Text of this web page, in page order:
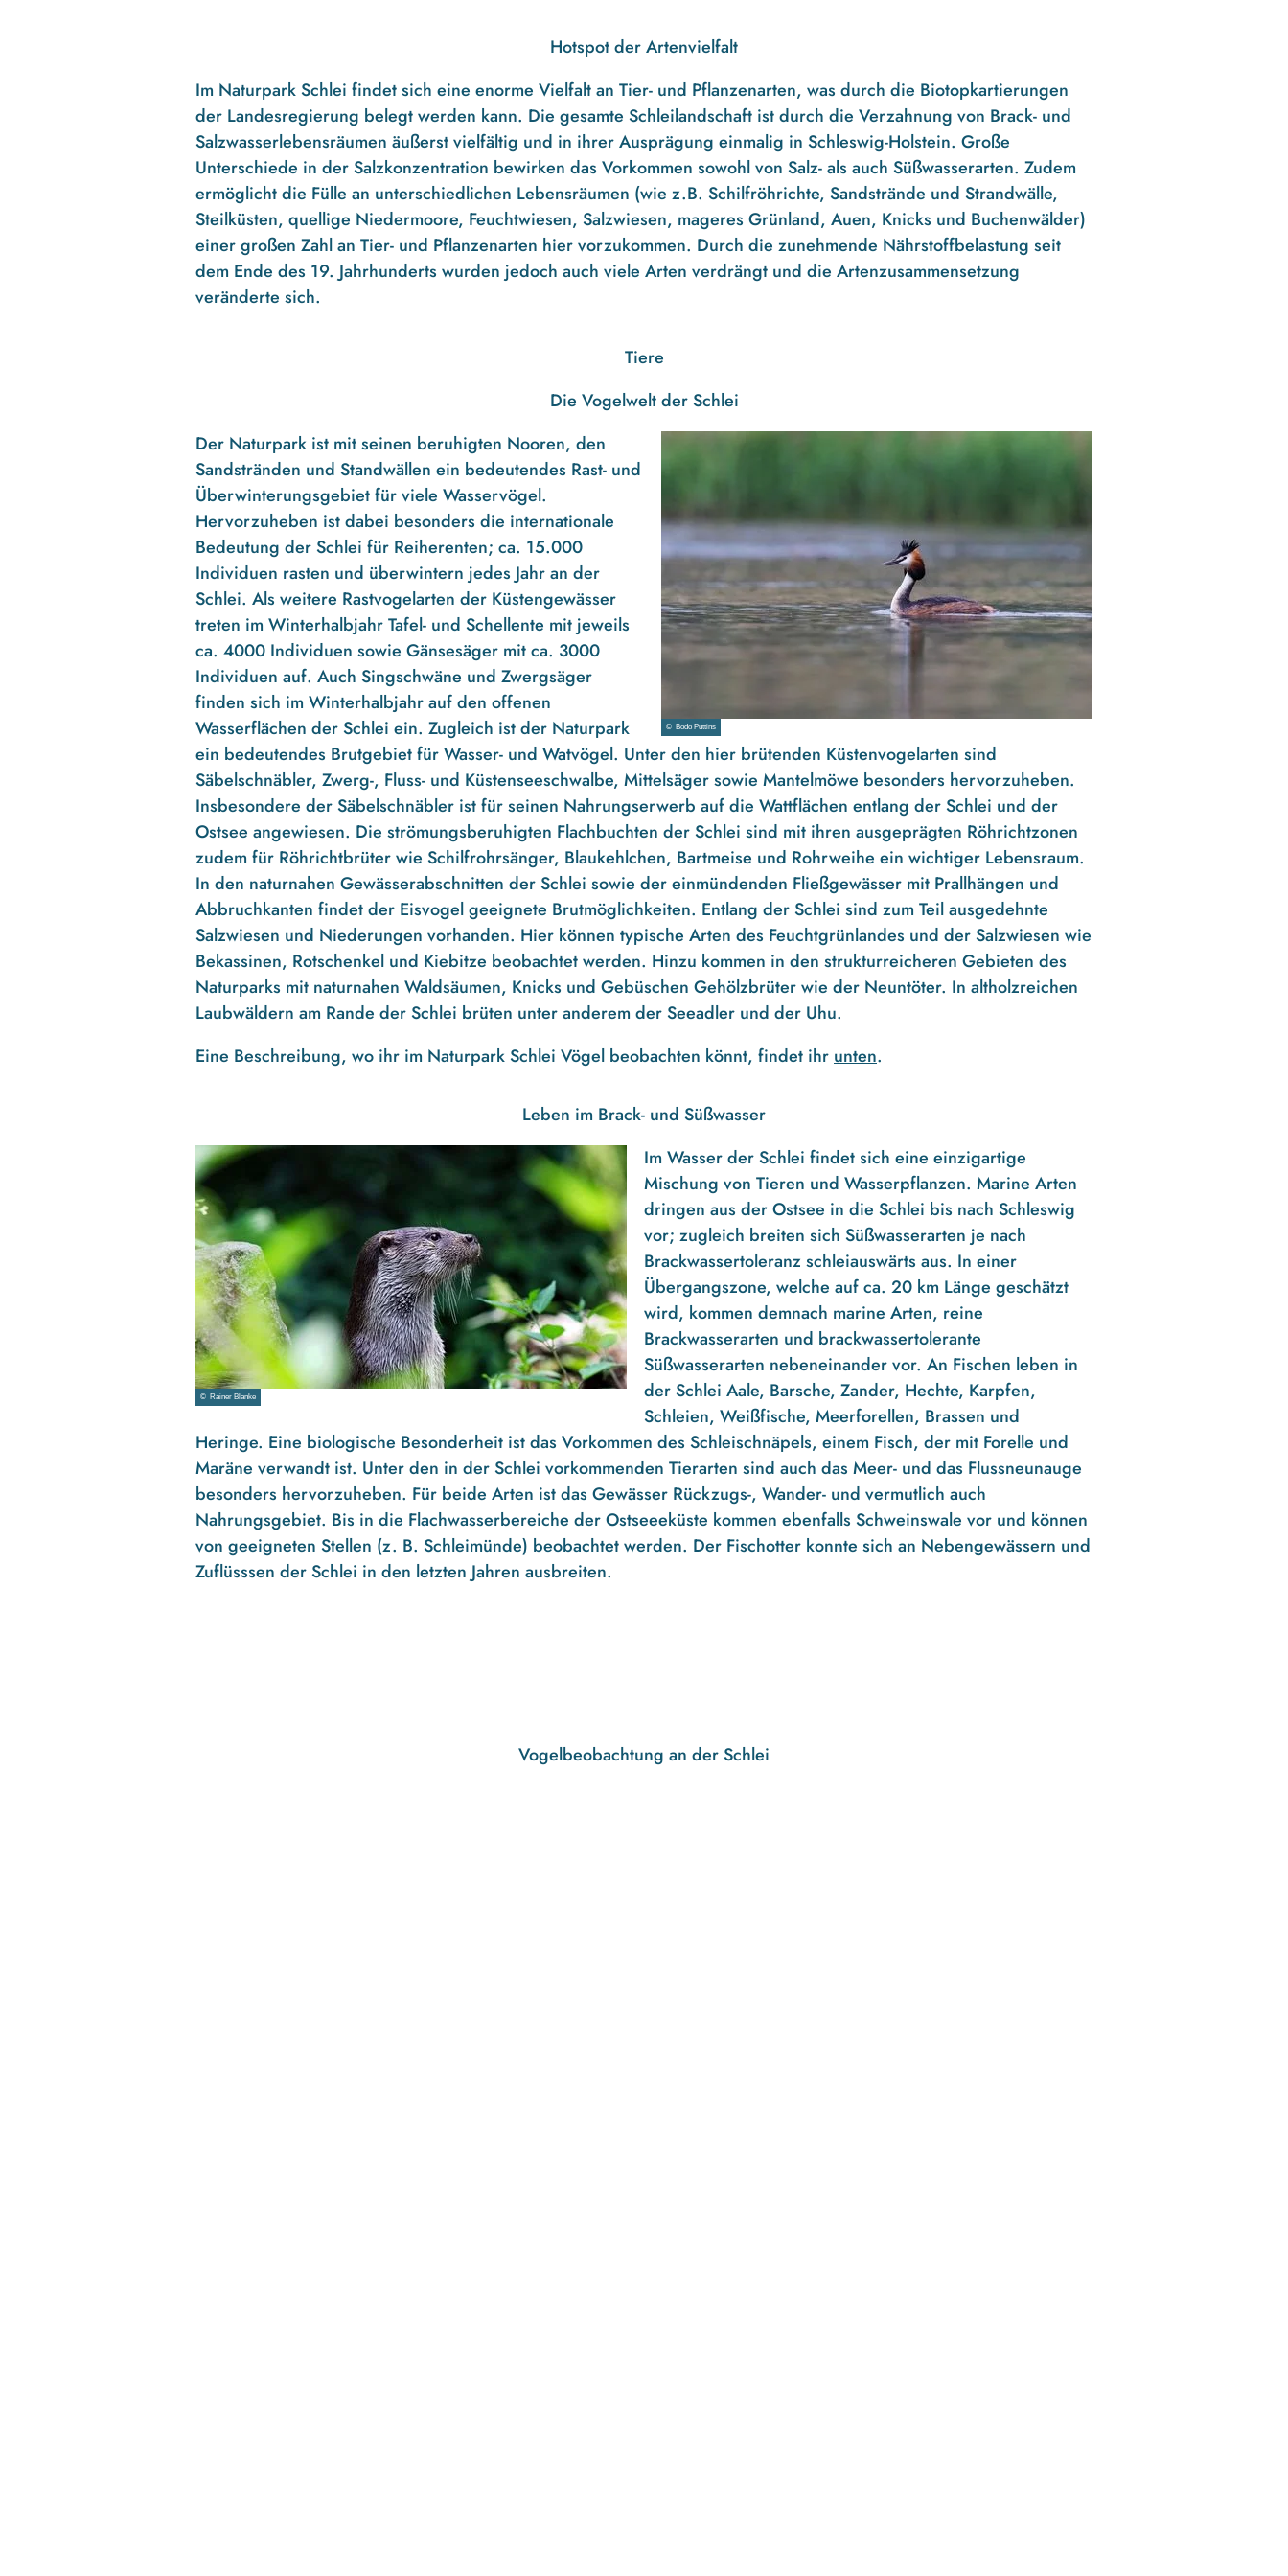
Hotspot der Artenvielfalt
Im Naturpark Schlei findet sich eine enorme Vielfalt an Tier- und Pflanzenarten, was durch die Biotopkartierungen
der Landesregierung belegt werden kann. Die gesamte Schleilandschaft ist durch die Verzahnung von Brack- und
Salzwasserlebensräumen äußerst vielfältig und in ihrer Ausprägung einmalig in Schleswig-Holstein. Große
Unterschiede in der Salzkonzentration bewirken das Vorkommen sowohl von Salz- als auch Süßwasserarten. Zudem
ermöglicht die Fülle an unterschiedlichen Lebensräumen (wie z.B. Schilfröhrichte, Sandstrände und Strandwälle,
Steilküsten, quellige Niedermoore, Feuchtwiesen, Salzwiesen, mageres Grünland, Auen, Knicks und Buchenwälder)
einer großen Zahl an Tier- und Pflanzenarten hier vorzukommen. Durch die zunehmende Nährstoffbelastung seit
dem Ende des 19. Jahrhunderts wurden jedoch auch viele Arten verdrängt und die Artenzusammensetzung
veränderte sich.
Tiere
Die Vogelwelt der Schlei
© Bodo Puttins
Der Naturpark ist mit seinen beruhigten Nooren, den
Sandstränden und Standwällen ein bedeutendes Rast- und
Überwinterungsgebiet für viele Wasservögel.
Hervorzuheben ist dabei besonders die internationale
Bedeutung der Schlei für Reiherenten; ca. 15.000
Individuen rasten und überwintern jedes Jahr an der
Schlei. Als weitere Rastvogelarten der Küstengewässer
treten im Winterhalbjahr Tafel- und Schellente mit jeweils
ca. 4000 Individuen sowie Gänsesäger mit ca. 3000
Individuen auf. Auch Singschwäne und Zwergsäger
finden sich im Winterhalbjahr auf den offenen
Wasserflächen der Schlei ein. Zugleich ist der Naturpark
ein bedeutendes Brutgebiet für Wasser- und Watvögel. Unter den hier brütenden Küstenvogelarten sind
Säbelschnäbler, Zwerg-, Fluss- und Küstenseeschwalbe, Mittelsäger sowie Mantelmöwe besonders hervorzuheben.
Insbesondere der Säbelschnäbler ist für seinen Nahrungserwerb auf die Wattflächen entlang der Schlei und der
Ostsee angewiesen. Die strömungsberuhigten Flachbuchten der Schlei sind mit ihren ausgeprägten Röhrichtzonen
zudem für Röhrichtbrüter wie Schilfrohrsänger, Blaukehlchen, Bartmeise und Rohrweihe ein wichtiger Lebensraum.
In den naturnahen Gewässerabschnitten der Schlei sowie der einmündenden Fließgewässer mit Prallhängen und
Abbruchkanten findet der Eisvogel geeignete Brutmöglichkeiten. Entlang der Schlei sind zum Teil ausgedehnte
Salzwiesen und Niederungen vorhanden. Hier können typische Arten des Feuchtgrünlandes und der Salzwiesen wie
Bekassinen, Rotschenkel und Kiebitze beobachtet werden. Hinzu kommen in den strukturreicheren Gebieten des
Naturparks mit naturnahen Waldsäumen, Knicks und Gebüschen Gehölzbrüter wie der Neuntöter. In altholzreichen
Laubwäldern am Rande der Schlei brüten unter anderem der Seeadler und der Uhu.
Eine Beschreibung, wo ihr im Naturpark Schlei Vögel beobachten könnt, findet ihr unten.
Leben im Brack- und Süßwasser
© Rainer Blanke
Im Wasser der Schlei findet sich eine einzigartige
Mischung von Tieren und Wasserpflanzen. Marine Arten
dringen aus der Ostsee in die Schlei bis nach Schleswig
vor; zugleich breiten sich Süßwasserarten je nach
Brackwassertoleranz schleiauswärts aus. In einer
Übergangszone, welche auf ca. 20 km Länge geschätzt
wird, kommen demnach marine Arten, reine
Brackwasserarten und brackwassertolerante
Süßwasserarten nebeneinander vor. An Fischen leben in
der Schlei Aale, Barsche, Zander, Hechte, Karpfen,
Schleien, Weißfische, Meerforellen, Brassen und
Heringe. Eine biologische Besonderheit ist das Vorkommen des Schleischnäpels, einem Fisch, der mit Forelle und
Maräne verwandt ist. Unter den in der Schlei vorkommenden Tierarten sind auch das Meer- und das Flussneunauge
besonders hervorzuheben. Für beide Arten ist das Gewässer Rückzugs-, Wander- und vermutlich auch
Nahrungsgebiet. Bis in die Flachwasserbereiche der Ostseeeküste kommen ebenfalls Schweinswale vor und können
von geeigneten Stellen (z. B. Schleimünde) beobachtet werden. Der Fischotter konnte sich an Nebengewässern und
Zuflüsssen der Schlei in den letzten Jahren ausbreiten.
Vogelbeobachtung an der Schlei